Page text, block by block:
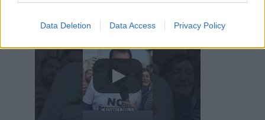
Data Deletion Data Access Privacy Policy
Matteo Salvini nel 2016 sul ponte sullo Stretto di Messina. Un chiaro esempio di coerenza e seriet .